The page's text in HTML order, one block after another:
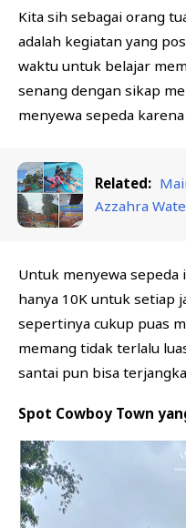
Kita sih sebagai orang
adalah kegiatan yang
waktu untuk belajar
senang dengan sikap
menyewa sepeda
Related:
Azzahra
Untuk menyewa sepeda
hanya 10K untuk setiap
sepertinya cukup puas
memang tidak terlalu
santai pun bisa
Spot Cowboy Town